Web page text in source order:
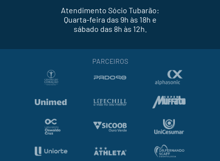
Atendimento Sócio Tubarão:
Quarta-feira das 9h às 18h e
sábado das 8h às 12h.
PARCEIROS